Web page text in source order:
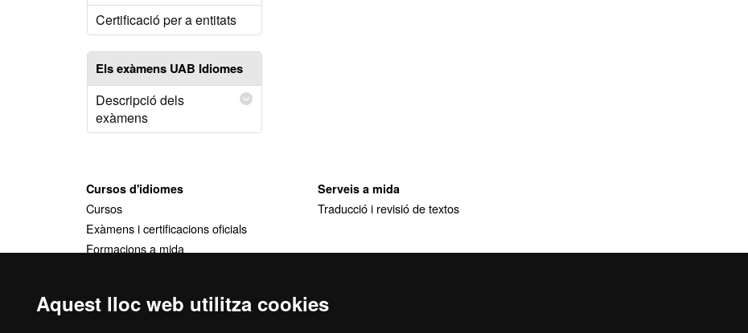
Aquest lloc web utilitza cookies
Certificació per a entitats
Els exàmens UAB Idiomes
Descripció dels
exàmens
Cursos d'idiomes
Cursos
Exàmens i certificacions oficials
Formacions a mida
Serveis a mida
Traducció i revisió de textos